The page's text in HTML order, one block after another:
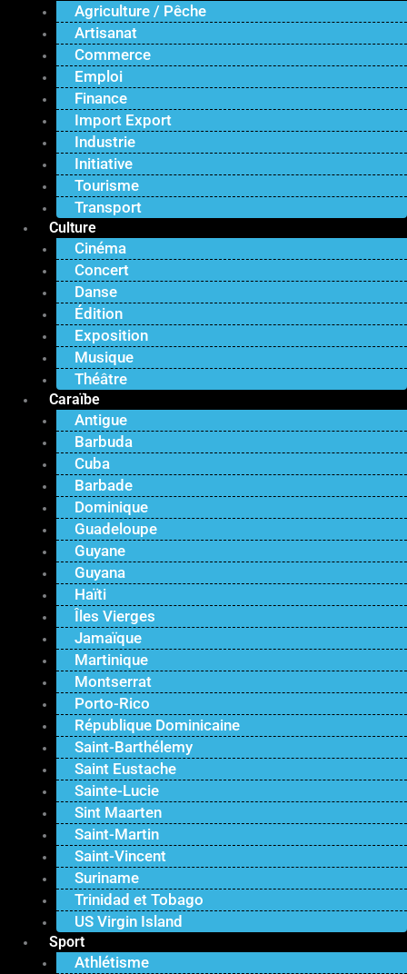
Agriculture / Pêche
Artisanat
Commerce
Emploi
Finance
Import Export
Industrie
Initiative
Tourisme
Transport
Culture
Cinéma
Concert
Danse
Édition
Exposition
Musique
Théâtre
Caraïbe
Antigue
Barbuda
Cuba
Barbade
Dominique
Guadeloupe
Guyane
Guyana
Haïti
Îles Vierges
Jamaïque
Martinique
Montserrat
Porto-Rico
République Dominicaine
Saint-Barthélemy
Saint Eustache
Sainte-Lucie
Sint Maarten
Saint-Martin
Saint-Vincent
Suriname
Trinidad et Tobago
US Virgin Island
Sport
Athlétisme